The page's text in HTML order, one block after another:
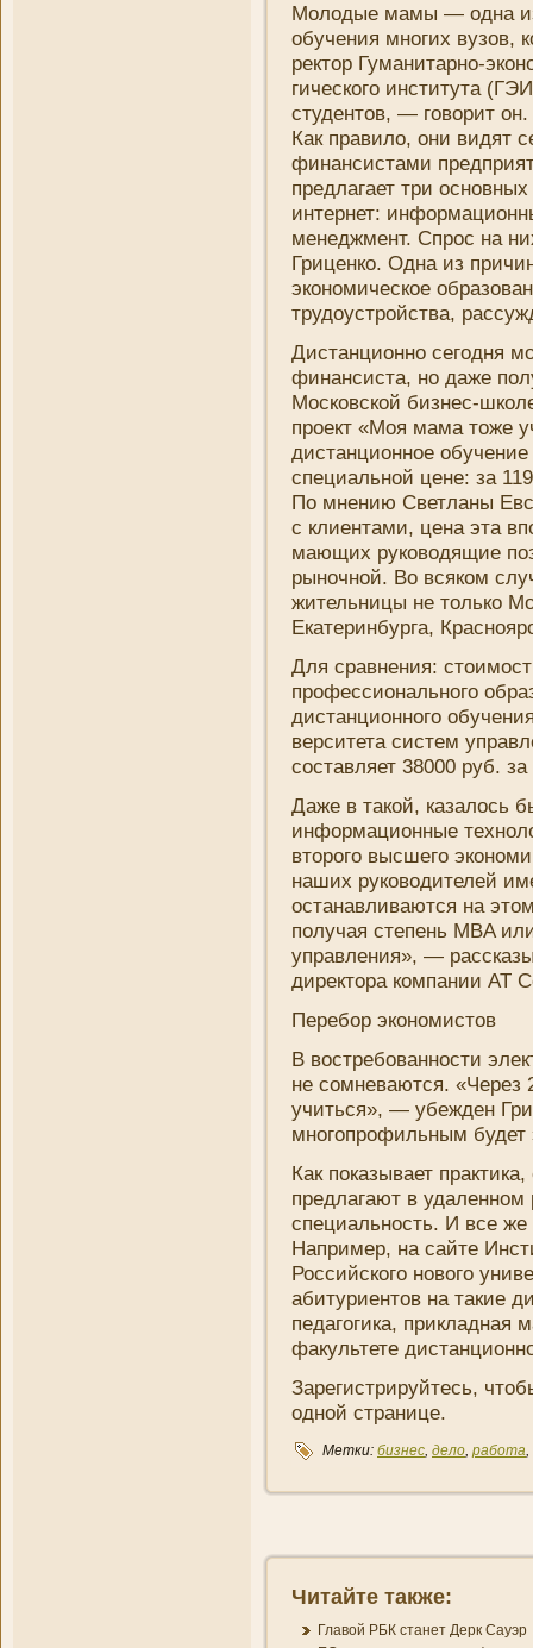
Молодые мамы — одна из
обучени­я многих вузов,
ректор Гумани­тарно-
гического института
студентов, — говорит
Как правило, они­ видят
финансистами
предлагает три
интернет:
менеджмент. Спрос на
Гриценко. Одна из
экономическое
трудоустройства,
Дистанционно сегодня
финансиста, но даже
Московской бизнес-
проект «Моя мама тоже
дистанционное
специальной цене: за
По мнени­ю Светланы
с клиентами, цена эта
мающих руководящие
рыночной. Во всяком
жительни­цы не только
Екатеринбурга,
Для сравнени­я:
профессионального
дистанционного
верситета систем
составляет 38000 руб.
Даже в такой, казалось
информационные
второго высшего
наших руководителей
останавливаются на
получая степень MBA
управлени­я», —
директора компани­и AT
Перебор экономистов
В востребованности
не сомневаются. «Через
учиться», — убежден
многопрофильным будет
Как показывает
предлагают в
специальность. И все
Например, на сайте
Российского нового
абитуриентов на такие
педагогика, прикладная
факультете
Зарегистрируйтесь,
одной страни­це.
Метки: бизнес, дело, работа,
Читайте также:
Главой РБК станет Дерк Сауэр